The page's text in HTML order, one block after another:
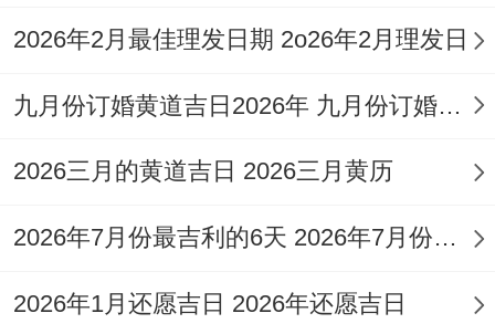
病、针灸治疗、求学考试。
道吉神，且当日所宜事项含有「入宅」、
「搬家」、「进宅」。
从而可作为吉日选用，尤需注意选择吉时
【日期】2026年10月1日星期四
2026年2月最佳理发日期 2o26年2月理发日
九月份订婚黄道吉日2026年 九月份订婚的黄道吉日
2026三月的黄道吉日 2026三月黄历
2026年7月份最吉利的6天 2026年7月份适合结婚的黄道吉日有哪些呢
2026年1月还愿吉日 2026年还愿吉日